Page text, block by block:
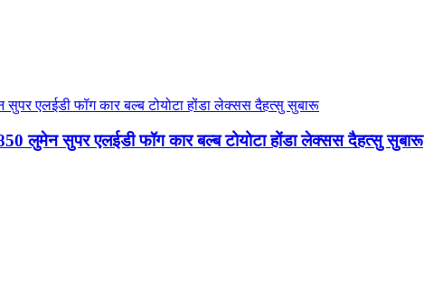
लुमेन सुपर एलईडी फॉग कार बल्ब टोयोटा होंडा लेक्सस दैहत्सु सुबारू